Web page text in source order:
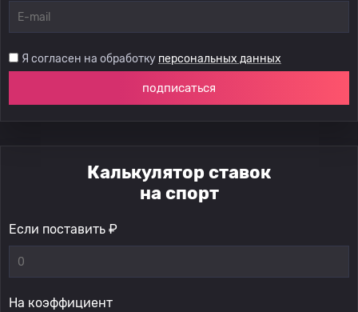
Я согласен на обработку персональных данных
подписаться
Калькулятор ставок
на спорт
Если поставить ₽
На коэффициент